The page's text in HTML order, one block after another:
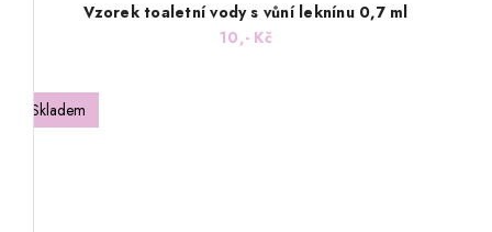
Vzorek toaletní vody s vůní leknínu 0,7 ml
10,- Kč
Skladem